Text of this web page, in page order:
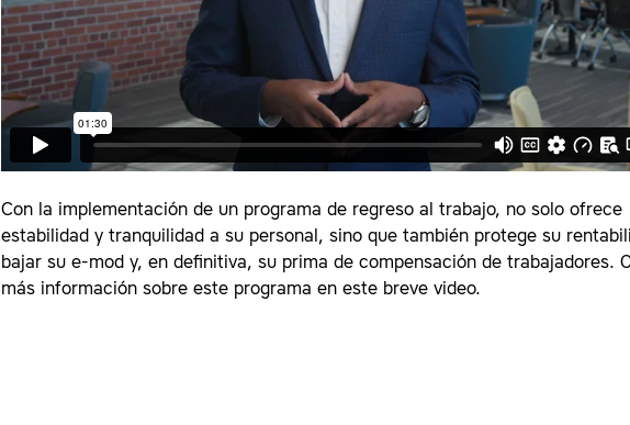
Con la implementación de un programa de regreso al trabajo, no solo ofrece
estabilidad y tranquilidad a su personal, sino que también protege su
bajar su e-mod y, en definitiva, su prima de compensación de trabajadores.
más información sobre este programa en este breve video.